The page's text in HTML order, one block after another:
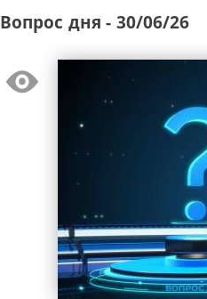
Вопрос дня - 30/06/26